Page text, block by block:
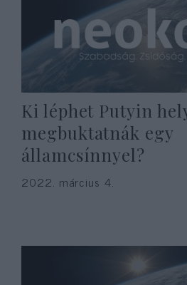
Ki léphet Putyin
megbuktatnák egy
államcsínnyel?
2022. március 4.